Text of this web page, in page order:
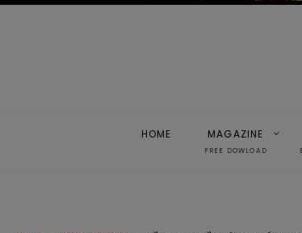
HOME MAGAZINE
FREE DOWLOAD